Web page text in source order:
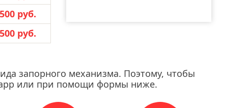
руб.
руб.
запорного механизма. Поэтому, чтобы
или при помощи формы ниже.